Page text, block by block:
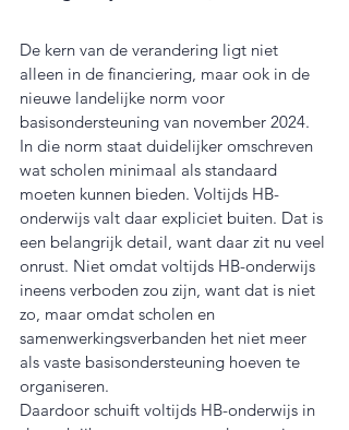
De kern van de verandering ligt niet
alleen in de financiering, maar ook in de
nieuwe landelijke norm voor
basisondersteuning van november 2024.
In die norm staat duidelijker omschreven
wat scholen minimaal als standaard
moeten kunnen bieden. Voltijds HB-
onderwijs valt daar expliciet buiten. Dat is
een belangrijk detail, want daar zit nu veel
onrust. Niet omdat voltijds HB-onderwijs
ineens verboden zou zijn, want dat is niet
zo, maar omdat scholen en
samenwerkingsverbanden het niet meer
als vaste basisondersteuning hoeven te
organiseren.
Daardoor schuift voltijds HB-onderwijs in